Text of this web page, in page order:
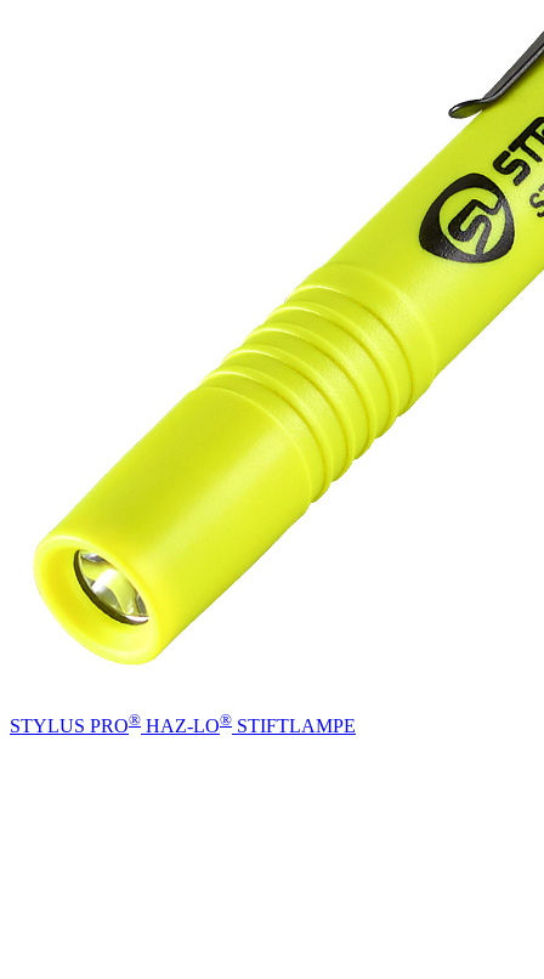
STYLUS PRO® HAZ-LO® STIFTLAMPE